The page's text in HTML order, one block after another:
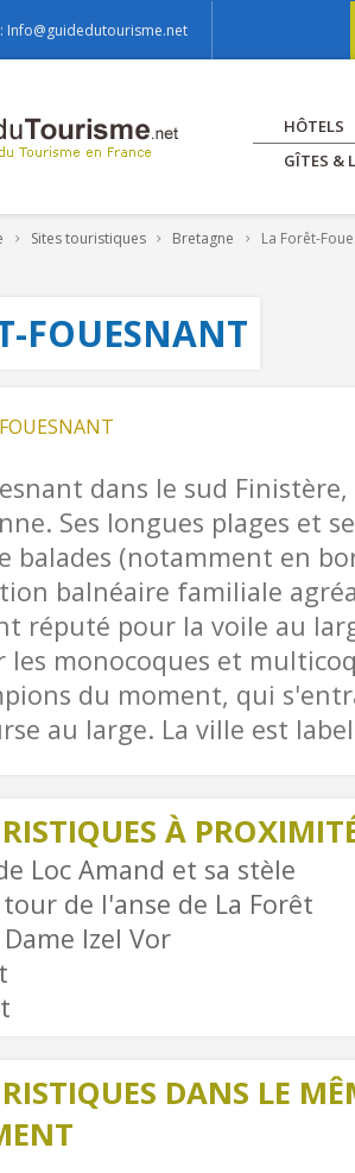
Info@guidedutourisme.net
HÔTELS
GÎTES &
Sites touristiques Bretagne La Forêt-
FOUESNANT
dans le sud
Ses longues plages et
balades (notamment en
balnéaire familiale
réputé pour la voile au
les monocoques et
du moment, qui
au large. La ville est
À
Loc Amand et sa stèle
de l'anse de La Forêt
Izel Vor
DANS LE